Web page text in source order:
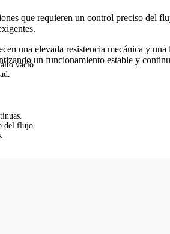
que requieren un control preciso del
una elevada resistencia mecánica y
un funcionamiento estable y
alto vacío.
del flujo.